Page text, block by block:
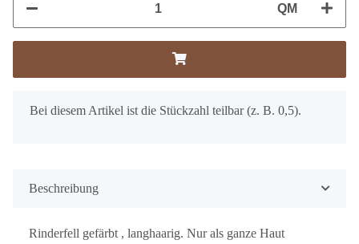
QM
x
Bei diesem Artikel ist die Stückzahl teilbar (z. B. 0,5).
Beschreibung
Rinderfell gefärbt , langhaarig. Nur als ganze Haut